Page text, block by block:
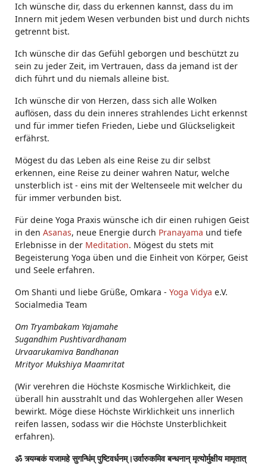
Ich wünsche dir, dass du erkennen kannst, dass du im
Innern mit jedem Wesen verbunden bist und durch nichts
getrennt bist.
Ich wünsche dir das Gefühl geborgen und beschützt zu
sein zu jeder Zeit, im Vertrauen, dass da jemand ist der
dich führt und du niemals alleine bist.
Ich wünsche dir von Herzen, dass sich alle Wolken
auflösen, dass du dein inneres strahlendes Licht erkennst
und für immer tiefen Frieden, Liebe und Glückseligkeit
erfährst.
Mögest du das Leben als eine Reise zu dir selbst
erkennen, eine Reise zu deiner wahren Natur, welche
unsterblich ist - eins mit der Weltenseele mit welcher du
für immer verbunden bist.
Für deine Yoga Praxis wünsche ich dir einen ruhigen Geist
in den Asanas, neue Energie durch Pranayama und tiefe
Erlebnisse in der Meditation. Mögest du stets mit
Begeisterung Yoga üben und die Einheit von Körper, Geist
und Seele erfahren.
Om Shanti und liebe Grüße, Omkara - Yoga Vidya e.V.
Socialmedia Team
Om Tryambakam Yajamahe
Sugandhim Pushtivardhanam
Urvaarukamiva Bandhanan
Mrityor Mukshiya Maamritat
(Wir verehren die Höchste Kosmische Wirklichkeit, die
überall hin ausstrahlt und das Wohlergehen aller Wesen
bewirkt. Möge diese Höchste Wirklichkeit uns innerlich
reifen lassen, sodass wir die Höchste Unsterblichkeit
erfahren).
ॐ त्र्यम्बकं यजामहे सुगन्धिंम् पुष्टिवर्धनम्।उर्वारुकमिव बन्धनान् मृत्योर्मुक्षीय मामृतात्